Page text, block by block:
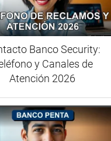
Banco Security:
y Canales de
Atención 2026